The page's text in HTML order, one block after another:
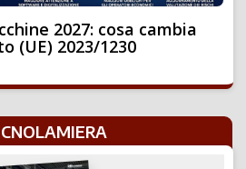
2027: cosa cambia
(UE) 2023/1230